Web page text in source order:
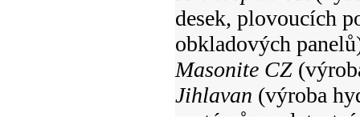
desek, plovoucích
obkladových
Masonite CZ
Jihlavan (výroba